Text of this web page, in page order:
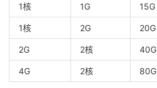
1核 1G 15G
1核 2G 20G
2G 2核 40G
4G 2核 80G